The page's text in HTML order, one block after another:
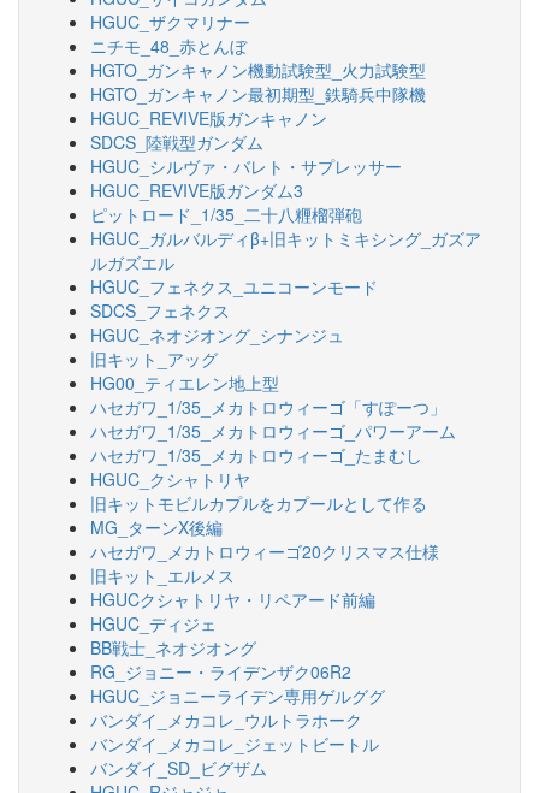
HGUC_ザクマリナー
ニチモ_48_赤とんぼ
HGTO_ガンキャノン機動試験型_火力試験型
HGTO_ガンキャノン最初期型_鉄騎兵中隊機
HGUC_REVIVE版ガンキャノン
SDCS_陸戦型ガンダム
HGUC_シルヴァ・バレト・サプレッサー
HGUC_REVIVE版ガンダム3
ピットロード_1/35_二十八糎榴弾砲
HGUC_ガルバルディβ+旧キットミキシング_ガズア
ルガズエル
HGUC_フェネクス_ユニコーンモード
SDCS_フェネクス
HGUC_ネオジオング_シナンジュ
旧キット_アッグ
HG00_ティエレン地上型
ハセガワ_1/35_メカトロウィーゴ「すぽーつ」
ハセガワ_1/35_メカトロウィーゴ_パワーアーム
ハセガワ_1/35_メカトロウィーゴ_たまむし
HGUC_クシャトリヤ
旧キットモビルカプルをカプールとして作る
MG_ターンX後編
ハセガワ_メカトロウィーゴ20クリスマス仕様
旧キット_エルメス
HGUCクシャトリヤ・リペアード前編
HGUC_ディジェ
BB戦士_ネオジオング
RG_ジョニー・ライデンザク06R2
HGUC_ジョニーライデン専用ゲルググ
バンダイ_メカコレ_ウルトラホーク
バンダイ_メカコレ_ジェットビートル
バンダイ_SD_ビグザム